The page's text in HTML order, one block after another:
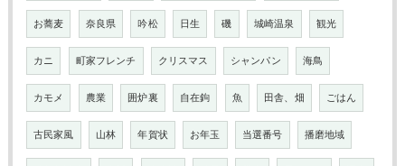
お蕎麦 奈良県 吟松 日生 磯 城崎温泉 観光
カニ 町家フレンチ クリスマス シャンパン 海鳥
カモメ 農業 囲炉裏 自在鉤 魚 田舎、畑 ごはん
古民家風 山林 年賀状 お年玉 当選番号 播磨地域